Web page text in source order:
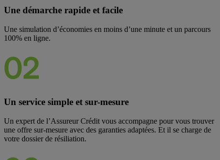
Une démarche rapide et facile
Une simulation d’économies en moins d’une minute et un parcours
100% en ligne.
Un service simple et sur-mesure
Un expert de l’Assureur Crédit vous accompagne pour vous trouver
une offre sur-mesure avec des garanties adaptées. Et il se charge de
votre dossier de résiliation.